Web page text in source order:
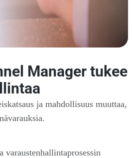
Manager tukee
ja mahdollisuus muuttaa,